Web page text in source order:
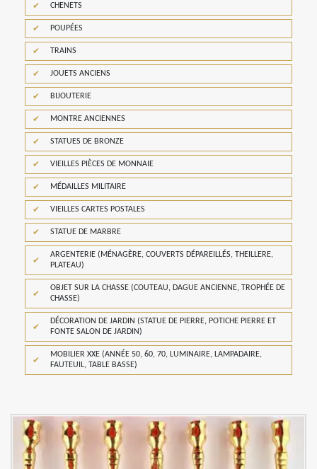
CHENETS
POUPÉES
TRAINS
JOUETS ANCIENS
BIJOUTERIE
MONTRE ANCIENNES
STATUES DE BRONZE
VIEILLES PIÈCES DE MONNAIE
MÉDAILLES MILITAIRE
VIEILLES CARTES POSTALES
STATUE DE MARBRE
ARGENTERIE (MÉNAGÈRE, COUVERTS DÉPAREILLÉS, THEILLERE,
PLATEAU)
OBJET SUR LA CHASSE (COUTEAU, DAGUE ANCIENNE, TROPHÉE DE
CHASSE)
DÉCORATION DE JARDIN (STATUE DE PIERRE, POTICHE PIERRE ET
FONTE SALON DE JARDIN)
MOBILIER XXE (ANNÉE 50, 60, 70, LUMINAIRE, LAMPADAIRE,
FAUTEUIL, TABLE BASSE)